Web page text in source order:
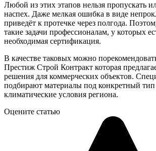
Любой из этих этапов нельзя пропускать
наспех. Даже мелкая ошибка в виде
приведёт к протечке через полгода.
такие задачи профессионалам, у которых
необходимая сертификация.
В качестве таковых можно
Престиж Строй Контракт которая
решения для коммерческих объектов.
подбирают материалы под конкретный тип
климатические условия региона.
Оцените статью